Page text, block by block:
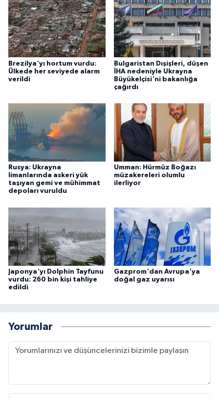
Brezilya'yı hortum vurdu:
Ülkede her seviyede alarm
verildi
Bulgaristan Dışişleri, düşen
İHA nedeniyle Ukrayna
Büyükelçisi'ni bakanlığa
çağırdı
Rusya: Ukrayna
limanlarında askeri yük
taşıyan gemi ve mühimmat
depoları vuruldu
Umman: Hürmüz Boğazı
müzakereleri olumlu
ilerliyor
Japonya'yı Dolphin Tayfunu
vurdu: 260 bin kişi tahliye
edildi
Gazprom'dan Avrupa'ya
doğal gaz uyarısı
Yorumlar